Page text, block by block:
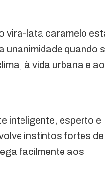
vira-lata caramelo
unanimidade quando
à vida urbana e ao
inteligente, esperto e
instintos fortes de
facilmente aos